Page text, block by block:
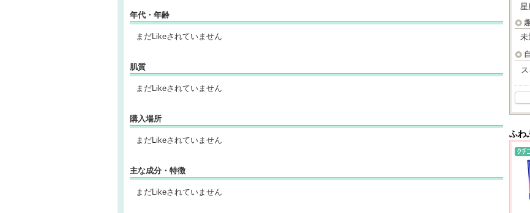
年代・年齢
まだLikeされていません
肌質
まだLikeされていません
購入場所
まだLikeされていません
主な成分・特徴
まだLikeされていません
星
未
ふわ